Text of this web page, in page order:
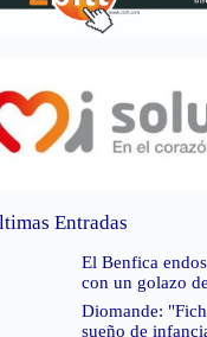
Entradas
El Benfica
con un golazo
Diomande:
sueño de